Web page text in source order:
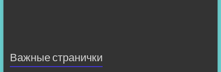
Важные странички